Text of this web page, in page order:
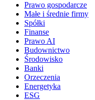
Prawo gospodarcze
Małe i średnie firmy
Spółki
Finanse
Prawo AI
Budownictwo
Środowisko
Banki
Orzeczenia
Energetyka
ESG